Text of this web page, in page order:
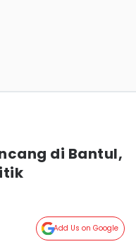
di Bantul,
Add Us on Google